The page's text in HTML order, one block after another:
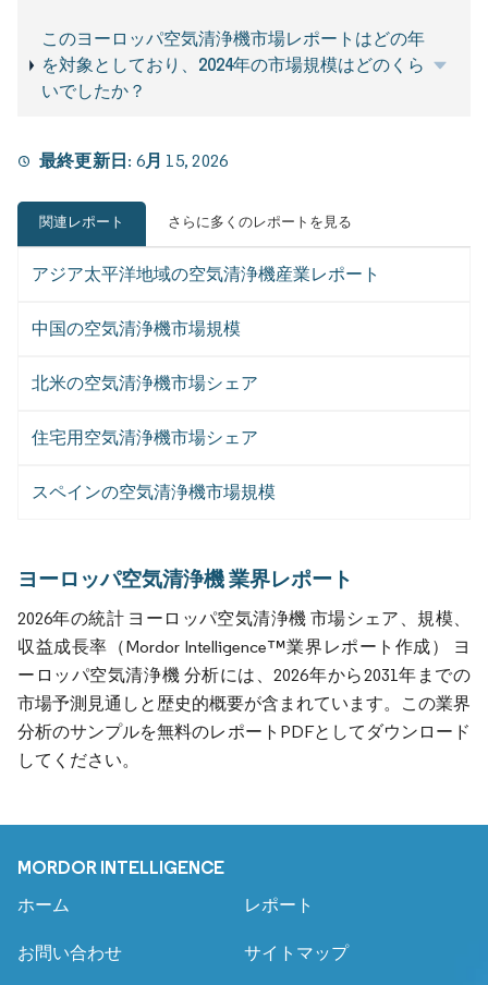
このヨーロッパ空気清浄機市場レポートはどの年
を対象としており、2024年の市場規模はどのくら
いでしたか？
最終更新日: 6月 15, 2026
関連レポート さらに多くのレポートを見る
アジア太平洋地域の空気清浄機産業レポート
中国の空気清浄機市場規模
北米の空気清浄機市場シェア
住宅用空気清浄機市場シェア
スペインの空気清浄機市場規模
ヨーロッパ空気清浄機 業界レポート
2026年の統計 ヨーロッパ空気清浄機 市場シェア、規模、
収益成長率（Mordor Intelligence™業界レポート作成） ヨ
ーロッパ空気清浄機 分析には、2026年から2031年までの
市場予測見通しと歴史的概要が含まれています。この業界
分析のサンプルを無料のレポートPDFとしてダウンロード
してください。
MORDOR INTELLIGENCE
ホーム レポート
お問い合わせ サイトマップ